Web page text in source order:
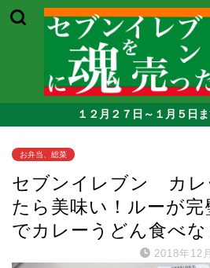
１２月２７日～１月５日
お弁当、総菜
セブンイレブン カレ
たら美味い！ルーが完
でカレーうどん食べ
2018年12